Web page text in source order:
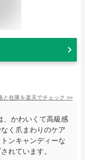
と在庫を楽天でチェック >>
、かわいくて高級感
く爪まわりのケア
ンキャンディーな
れています。